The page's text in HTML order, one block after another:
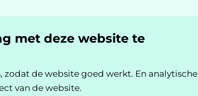
met deze website te
de website goed werkt. En analytische
van de website.